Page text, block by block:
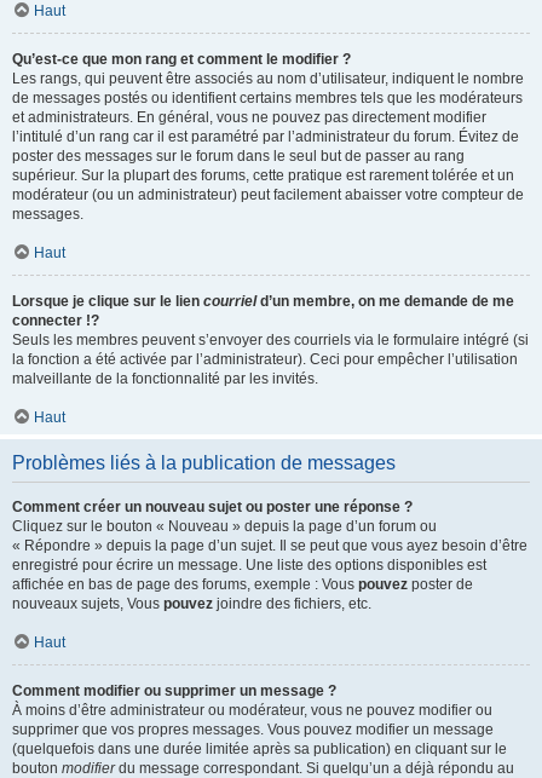
Haut
Qu’est-ce que mon rang et comment le modifier ?
Les rangs, qui peuvent être associés au nom d’utilisateur, indiquent le nombre
de messages postés ou identifient certains membres tels que les modérateurs
et administrateurs. En général, vous ne pouvez pas directement modifier
l’intitulé d’un rang car il est paramétré par l’administrateur du forum. Évitez de
poster des messages sur le forum dans le seul but de passer au rang
supérieur. Sur la plupart des forums, cette pratique est rarement tolérée et un
modérateur (ou un administrateur) peut facilement abaisser votre compteur de
messages.
Haut
Lorsque je clique sur le lien courrield’un membre, on me demande de me
connecter !?
Seuls les membres peuvent s’envoyer des courriels via le formulaire intégré (si
la fonction a été activée par l’administrateur). Ceci pour empêcher l’utilisation
malveillante de la fonctionnalité par les invités.
Haut
Problèmes liés à la publication de messages
Comment créer un nouveau sujet ou poster une réponse ?
Cliquez sur le bouton « Nouveau » depuis la page d’un forum ou
« Répondre » depuis la page d’un sujet. Il se peut que vous ayez besoin d’être
enregistré pour écrire un message. Une liste des options disponibles est
affichée en bas de page des forums, exemple : Vous pouvez poster de
nouveaux sujets, Vous pouvez joindre des fichiers, etc.
Haut
Comment modifier ou supprimer un message ?
À moins d’être administrateur ou modérateur, vous ne pouvez modifier ou
supprimer que vos propres messages. Vous pouvez modifier un message
(quelquefois dans une durée limitée après sa publication) en cliquant sur le
bouton modifierdu message correspondant. Si quelqu’un a déjà répondu au